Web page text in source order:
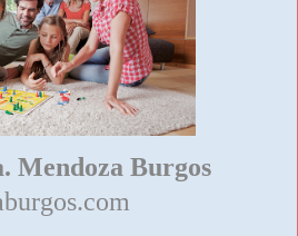
Mendoza Burgos